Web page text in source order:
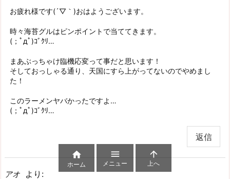
お疲れ様です(´▽｀)おはようございます。
時々海苔グルはピンポイントで当ててきます。
(；ﾟдﾟ)ｺﾞｸﾘ…
まあぶっちゃけ臨機応変って事だと思います！
そしておっしゃる通り、天国にすら上がってないのでやめまし
た！
このラーメンヤバかったですよ…
(；ﾟдﾟ)ｺﾞｸﾘ…
返信
アオ より:

ホーム

メニュー

上へ